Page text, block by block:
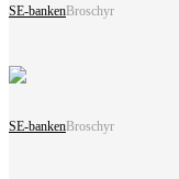
SE-bankenBroschyr
SE-bankenBroschyr